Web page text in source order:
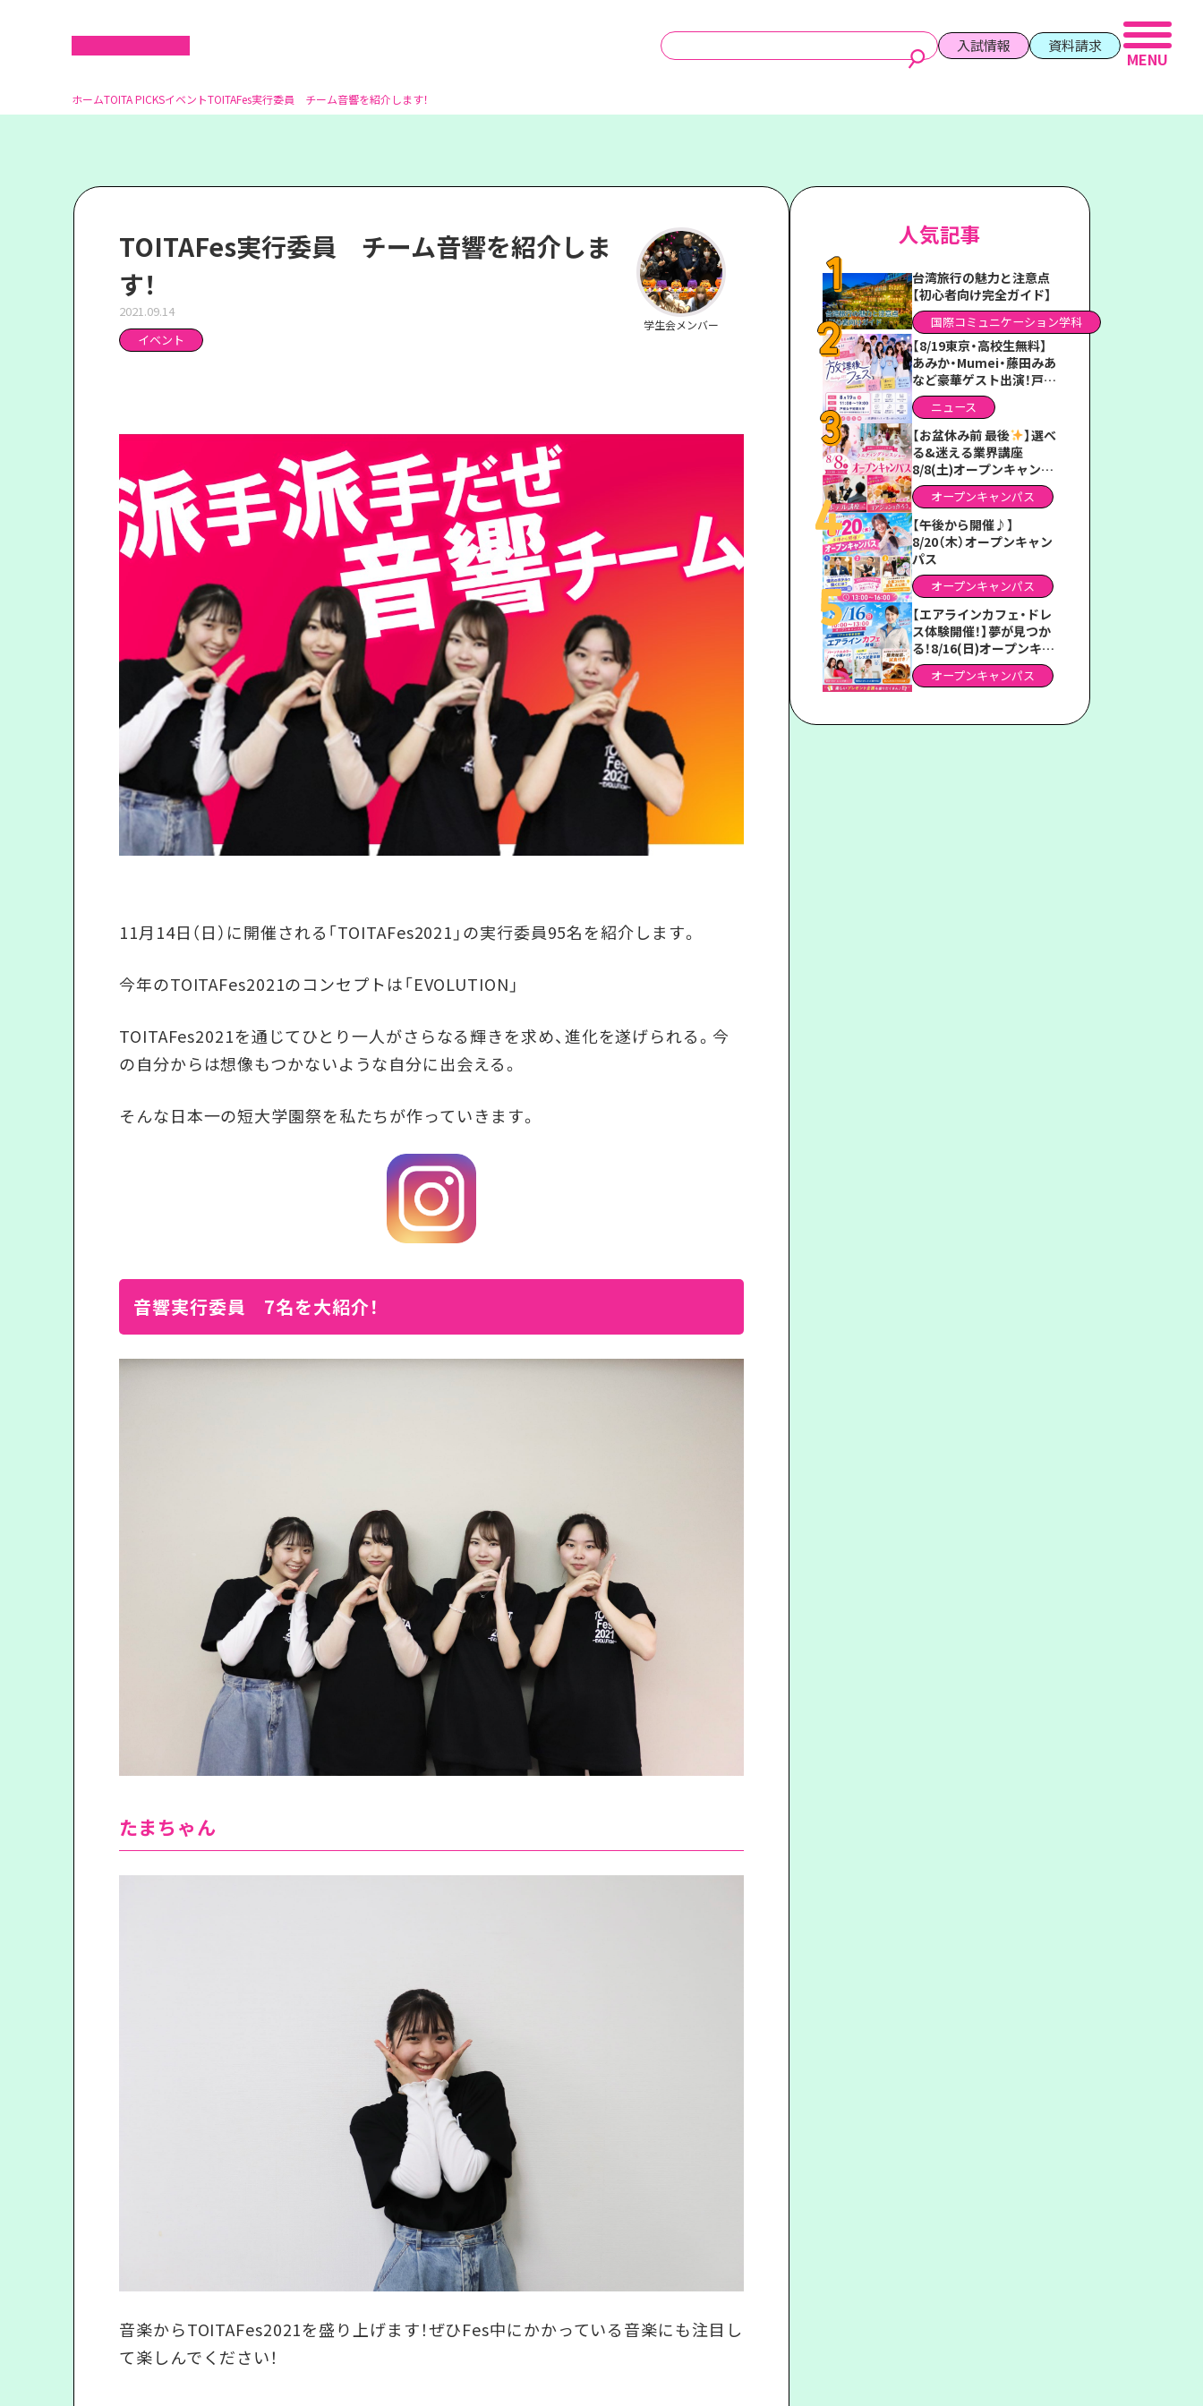
入試情報 資料請求
ホームTOITA PICKSイベントTOITAFes実行委員 チーム音響を紹介します！
TOITAFes実行委員 チーム音響を紹介しま
す！
2021.09.14
イベント
学生会メンバー
11月14日（日）に開催される「TOITAFes2021」の実行委員95名を紹介します。
今年のTOITAFes2021のコンセプトは「EVOLUTION」
TOITAFes2021を通じてひとり一人がさらなる輝きを求め、進化を遂げられる。今
の自分からは想像もつかないような自分に出会える。
そんな日本一の短大学園祭を私たちが作っていきます。
音響実行委員 7名を大紹介！
たまちゃん
音楽からTOITAFes2021を盛り上げます！ぜひFes中にかかっている音楽にも注目し
て楽しんでください！
人気記事
台湾旅行の魅力と注意点
【初心者向け完全ガイド】
国際コミュニケーション学科
【8/19東京・高校生無料】
あみか・Mumei・藤田みあ
など豪華ゲスト出演！戸板
女子短期大学「放課後フェ
ス2026」
ニュース
【お盆休み前 最後
】選べ
る&迷える業界講座
8/8(土)オープンキャンパ
ス
オープンキャンパス
【午後から開催♪】
8/20（木）オープンキャン
パス
オープンキャンパス
【エアラインカフェ・ドレ
ス体験開催！】夢が見つか
る！8/16(日)オープンキャ
ンパス
オープンキャンパス